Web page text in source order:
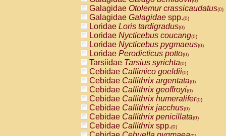
Galagidae Otolemur crassicaudatus(0)
Galagidae Galagidae spp.(0)
Loridae Loris tardigradus(0)
Loridae Nycticebus coucang(0)
Loridae Nycticebus pygmaeus(0)
Loridae Perodicticus potto(0)
Tarsiidae Tarsius syrichta(0)
Cebidae Callimico goeldii(0)
Cebidae Callithrix argentata(0)
Cebidae Callithrix geoffroyi(0)
Cebidae Callithrix humeralifer(0)
Cebidae Callithrix jacchus(0)
Cebidae Callithrix penicillata(0)
Cebidae Callithrixspp.(0)